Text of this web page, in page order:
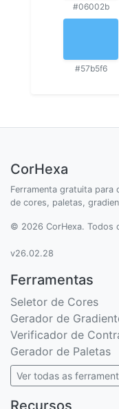
#06002b
#57b5f6
CorHexa
Ferramenta gratuita para
de cores, paletas,
© 2026 CorHexa. Todos
v26.02.28
Ferramentas
Seletor de Cores
Gerador de
Verificador de
Gerador de Paletas
Ver todas as
Recursos